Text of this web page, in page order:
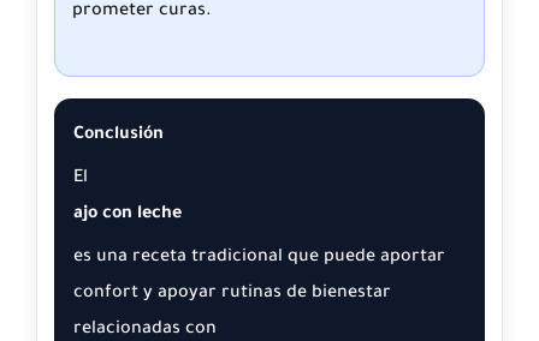
prometer curas.
Conclusión
El
ajo con leche
es una receta tradicional que puede aportar
confort y apoyar rutinas de bienestar
relacionadas con